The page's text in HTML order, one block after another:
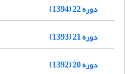
دوره 22 (1394)
دوره 21 (1393)
دوره 20 (1392)